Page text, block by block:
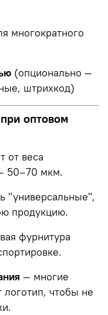
многократного
(опционально —
штрихкод)
оптовом
от веса
50–70 мкм.
"универсальные",
продукцию.
фурнитура
— многие
логотип, чтобы не